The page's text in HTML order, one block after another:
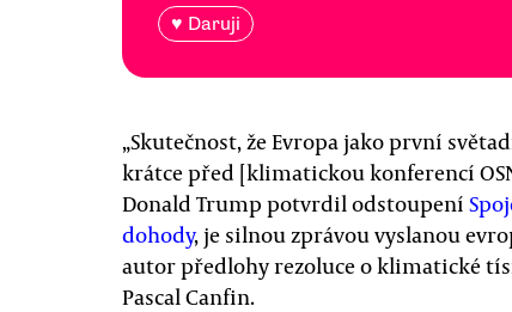
♥ Daruji
„Skutečnost, že Evropa jako první
krátce před [klimatickou konferencí
Donald Trump potvrdil odstoupení
dohody, je silnou zprávou vyslanou
autor předlohy rezoluce o klimatické
Pascal Canfin.